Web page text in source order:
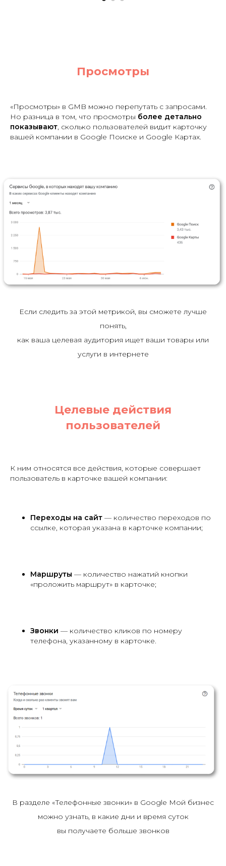
Просмотры
«Просмотры» в GMB можно перепутать с запросами.
Но разница в том, что просмотры более детально
показывают, сколько пользователей видит карточку
вашей компании в Google Поиске и Google Картах.
Если следить за этой метрикой, вы сможете лучше
понять,
как ваша целевая аудитория ищет ваши товары или
услуги в интернете
Целевые действия
пользователей
К ним относятся все действия, которые совершает
пользователь в карточке вашей компании:
Переходы на сайт — количество переходов по
ссылке, которая указана в карточке компании;
Маршруты — количество нажатий кнопки
«проложить маршрут» в карточке;
Звонки — количество кликов по номеру
телефона, указанному в карточке.
В разделе «Телефонные звонки» в Google Мой бизнес
можно узнать, в какие дни и время суток
вы получаете больше звонков